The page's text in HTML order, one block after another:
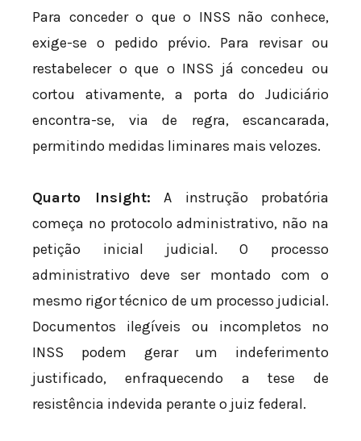
Para conceder o que o INSS não conhece,
exige-se o pedido prévio. Para revisar ou
restabelecer o que o INSS já concedeu ou
cortou ativamente, a porta do Judiciário
encontra-se, via de regra, escancarada,
permitindo medidas liminares mais velozes.
Quarto Insight: A instrução probatória
começa no protocolo administrativo, não na
petição inicial judicial. O processo
administrativo deve ser montado com o
mesmo rigor técnico de um processo judicial.
Documentos ilegíveis ou incompletos no
INSS podem gerar um indeferimento
justificado, enfraquecendo a tese de
resistência indevida perante o juiz federal.